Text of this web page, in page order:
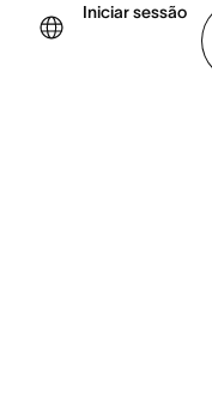
Iniciar sessão